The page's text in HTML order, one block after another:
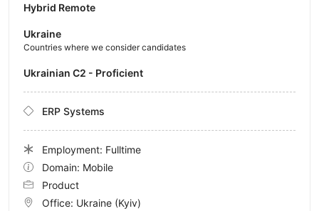
Hybrid Remote
Ukraine
Countries where we consider candidates
Ukrainian C2 - Proficient
ERP Systems
Employment: Fulltime
Domain: Mobile
Product
Office: Ukraine (Kyiv)